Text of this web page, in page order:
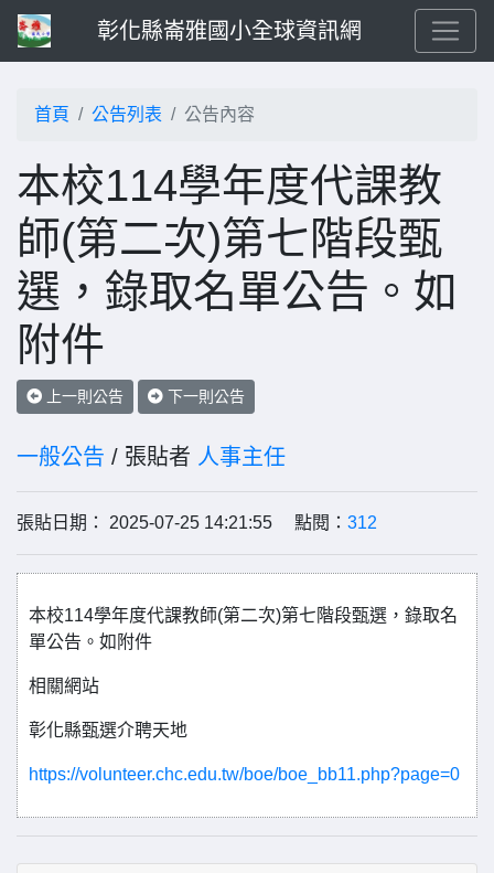
彰化縣崙雅國小全球資訊網
首頁 公告列表 公告內容
本校114學年度代課教
師(第二次)第七階段甄
選，錄取名單公告。如
附件
上一則公告 下一則公告
一般公告 / 張貼者 人事主任
張貼日期： 2025-07-25 14:21:55 點閱： 312
本校114學年度代課教師(第二次)第七階段甄選，錄取名
單公告。如附件
相關網站
彰化縣甄選介聘天地
https://volunteer.chc.edu.tw/boe/boe_bb11.php?page=0